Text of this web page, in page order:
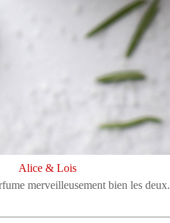
Alice & Lois
merveilleusement bien les deux.